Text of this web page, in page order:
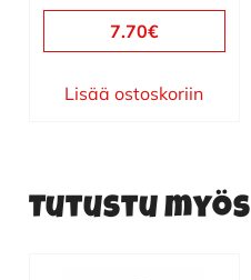
7.70€
Lisää ostoskoriin
Tutustu myös